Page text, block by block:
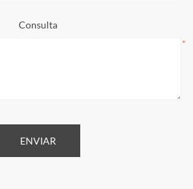
Consulta
*